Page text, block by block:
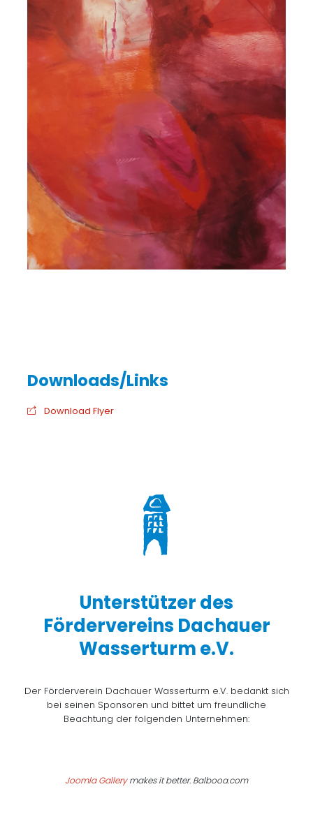
Download Flyer
Unterstützer des
Fördervereins Dachauer
Wasserturm e.V.
Der Förderverein Dachauer Wasserturm e.V. bedankt sich
bei seinen Sponsoren und bittet um freundliche
Beachtung der folgenden Unternehmen:
Joomla Gallerymakes it better. Balbooa.com